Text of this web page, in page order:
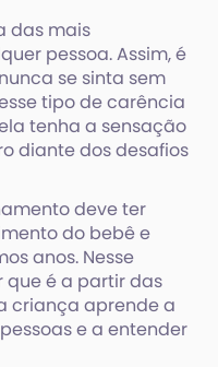
das mais
pessoa. Assim, é
se sinta sem
tipo de carência
tenha a sensação
diante dos desafios
deve ter
do bebê e
anos. Nesse
que é a partir das
criança aprende a
e a entender